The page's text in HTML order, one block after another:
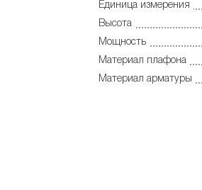
Единица измерения
Высота
Мощность
Материал плафона
Материал арматуры